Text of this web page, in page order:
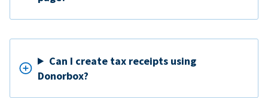
Can I create tax receipts using
Donorbox?